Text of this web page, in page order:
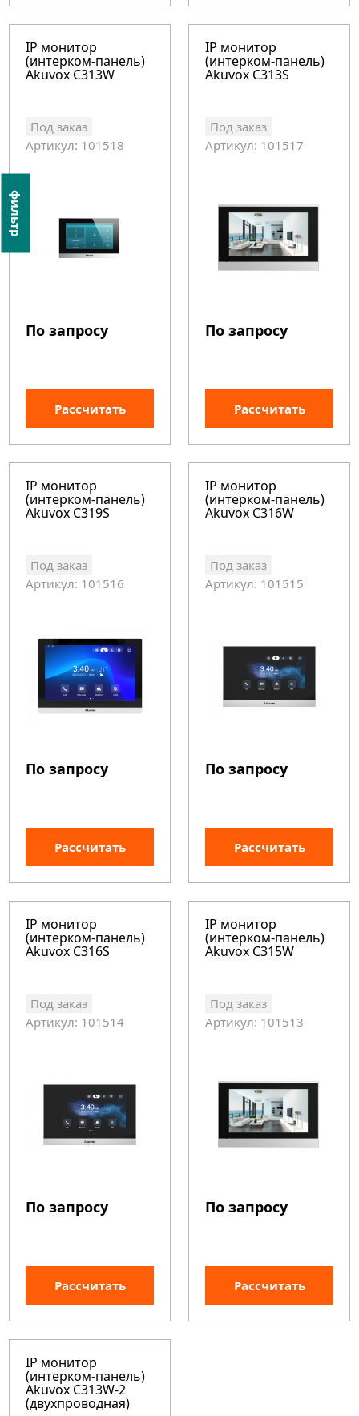
фильтр
IP монитор
(интерком-панель)
Akuvox C313W
Под заказ
Артикул: 101518
По запросу
Рассчитать
IP монитор
(интерком-панель)
Akuvox C313S
Под заказ
Артикул: 101517
По запросу
Рассчитать
IP монитор
(интерком-панель)
Akuvox C319S
Под заказ
Артикул: 101516
По запросу
Рассчитать
IP монитор
(интерком-панель)
Akuvox C316W
Под заказ
Артикул: 101515
По запросу
Рассчитать
IP монитор
(интерком-панель)
Akuvox C316S
Под заказ
Артикул: 101514
По запросу
Рассчитать
IP монитор
(интерком-панель)
Akuvox C315W
Под заказ
Артикул: 101513
По запросу
Рассчитать
IP монитор
(интерком-панель)
Akuvox C313W-2
(двухпроводная)